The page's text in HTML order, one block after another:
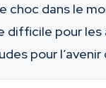
choc dans le
difficile pour les
pour l’avenir